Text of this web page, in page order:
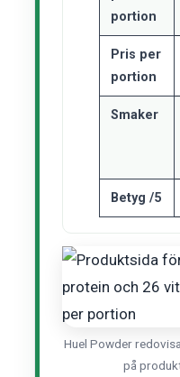
portion
Pris per
portion
Smaker
Betyg /5
Huel Powder
på